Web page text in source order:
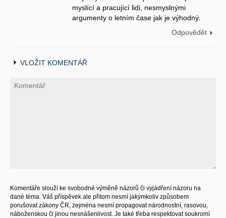
myslící a pracující lidi, nesmyslnými
argumenty o letním čase jak je výhodný.
Odpovědět
VLOŽIT KOMENTÁŘ
Komentáře slouží ke svobodné výměně názorů či vyjádření názoru na
dané téma. Váš příspěvek ale přitom nesmí jakýmkoliv způsobem
porušovat zákony ČR, zejména nesmí propagovat národnostní, rasovou,
náboženskou či jinou nesnášenlivost. Je také třeba respektovat soukromí